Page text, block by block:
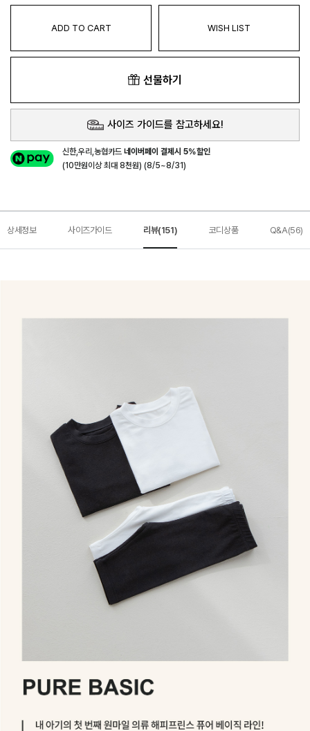
ADD TO CART WISH LIST
선물하기
사이즈 가이드를 참고하세요!
신한,우리,농협카드네이버페이 결제시 5%할인
(10만원이상 최대 8천원) (8/5~8/31)
상세정보 사이즈가이드 리뷰(151) 코디상품 Q&A(56)